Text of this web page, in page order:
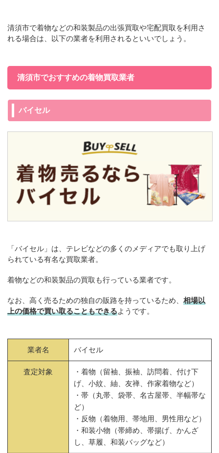
清須市で着物などの和装製品の出張買取や宅配買取を利用さ
れる場合は、以下の業者を利用されるといいでしょう。
清須市でおすすめの着物買取業者
バイセル
「バイセル」は、テレビなどの多くのメディアでも取り上げ
られている有名な買取業者。
着物などの和装製品の買取も行っている業者です。
なお、高く売るための独自の販路を持っているため、 相場以
上の価格で買い取ることもできるようです。
業者名 バイセル
査定対象
・着物（留袖、振袖、訪問着、付け下
げ、小紋、紬、友禅、作家着物など）
・帯（丸帯、袋帯、名古屋帯、半幅帯な
ど）
・反物（着物用、帯地用、男性用など）
・和装小物（帯締め、帯揚げ、かんざ
し、草履、和装バッグなど）